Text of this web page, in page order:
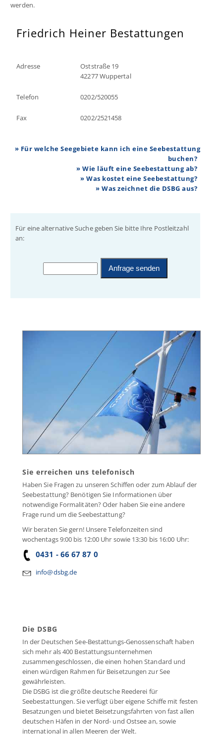
werden.
Friedrich Heiner Bestattungen
Adresse
Oststraße 19
42277 Wuppertal
Telefon 0202/520055
Fax 0202/2521458
» Für welche Seegebiete kann ich eine Seebestattung
buchen?
» Wie läuft eine Seebestattung ab?
» Was kostet eine Seebestattung?
» Was zeichnet die DSBG aus?
Für eine alternative Suche geben Sie bitte Ihre Postleitzahl
an:
Sie erreichen uns telefonisch
Haben Sie Fragen zu unseren Schiffen oder zum Ablauf der
Seebestattung? Benötigen Sie Informationen über
notwendige Formalitäten? Oder haben Sie eine andere
Frage rund um die Seebestattung?
Wir beraten Sie gern! Unsere Telefonzeiten sind
wochentags 9:00 bis 12:00 Uhr sowie 13:30 bis 16:00 Uhr:
0431 - 66 67 87 0
info@dsbg.de
Die DSBG
In der Deutschen See-Bestattungs-Genossenschaft haben
sich mehr als 400 Bestattungsunternehmen
zusammengeschlossen, die einen hohen Standard und
einen würdigen Rahmen für Beisetzungen zur See
gewährleisten.
Die DSBG ist die größte deutsche Reederei für
Seebestattungen. Sie verfügt über eigene Schiffe mit festen
Besatzungen und bietet Beisetzungsfahrten von fast allen
deutschen Häfen in der Nord- und Ostsee an, sowie
international in allen Meeren der Welt.